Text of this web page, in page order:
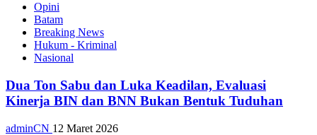
Opini
Batam
Breaking News
Hukum - Kriminal
Nasional
Dua Ton Sabu dan Luka Keadilan, Evaluasi
Kinerja BIN dan BNN Bukan Bentuk Tuduhan
adminCN 12 Maret 2026